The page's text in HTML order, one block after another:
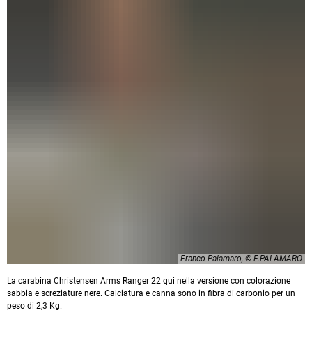
Franco Palamaro, © F.PALAMARO
La carabina Christensen Arms Ranger 22 qui nella versione con colorazione
sabbia e screziature nere. Calciatura e canna sono in fibra di carbonio per un
peso di 2,3 Kg.